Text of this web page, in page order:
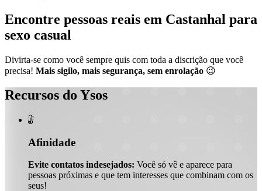
Encontre pessoas reais em Castanhal para
sexo casual
Divirta-se como você sempre quis com toda a discrição que você
precisa! Mais sigilo, mais segurança, sem enrolação 😉
Recursos do Ysos

Afinidade
Evite contatos indesejados: Você só vê e aparece para
pessoas próximas e que tem interesses que combinam com os
seus!